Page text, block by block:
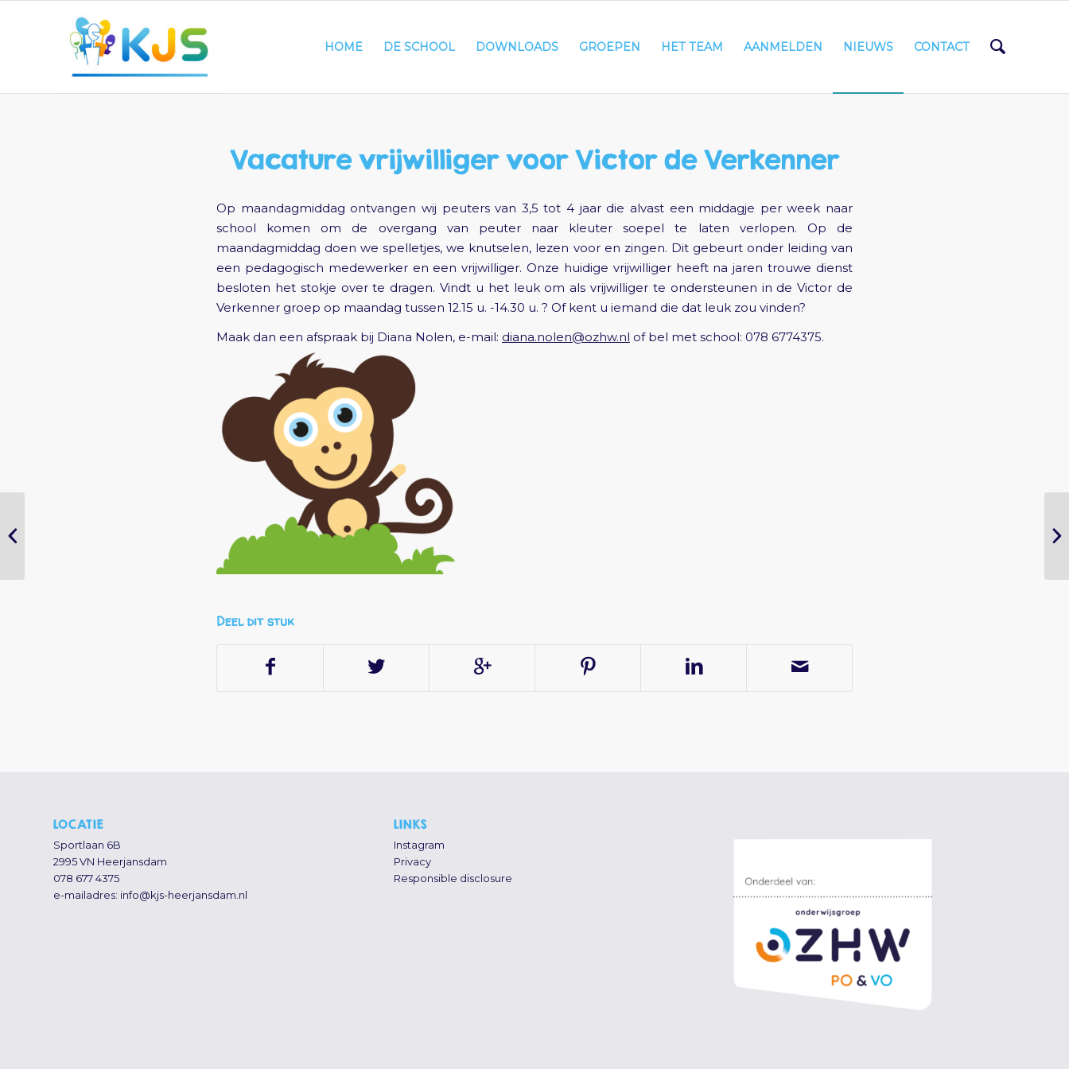
HOME DE SCHOOL DOWNLOADS GROEPEN HET TEAM AANMELDEN NIEUWS CONTACT
Vacature vrijwilliger voor Victor de Verkenner
Op maandagmiddag ontvangen wij peuters van 3,5 tot 4 jaar die alvast een middagje per week naar
school komen om de overgang van peuter naar kleuter soepel te laten verlopen. Op de
maandagmiddag doen we spelletjes, we knutselen, lezen voor en zingen. Dit gebeurt onder leiding van
een pedagogisch medewerker en een vrijwilliger. Onze huidige vrijwilliger heeft na jaren trouwe dienst
besloten het stokje over te dragen. Vindt u het leuk om als vrijwilliger te ondersteunen in de Victor de
Verkenner groep op maandag tussen 12.15 u. -14.30 u. ? Of kent u iemand die dat leuk zou vinden?
Maak dan een afspraak bij Diana Nolen, e-mail: diana.nolen@ozhw.nl of bel met school: 078 6774375.
Deel dit stuk
LOCATIE
Sportlaan 6B
2995 VN Heerjansdam
078 677 4375
e-mailadres: info@kjs-heerjansdam.nl
LINKS
Instagram
Privacy
Responsible disclosure